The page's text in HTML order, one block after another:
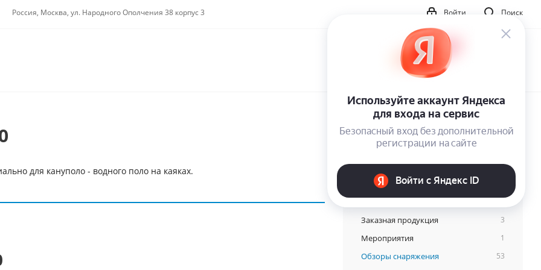
Россия, Москва, ул. Народного Ополчения 38 корпус 3 Поиск
Войти
для кануполо - водного поло на каяках.
Категории
Заказная продукция 3
Мероприятия 1
Обзоры снаряжения 53